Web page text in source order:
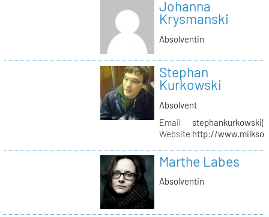
Johanna
Krysmanski
Absolventin
Stephan
Kurkowski
Absolvent
Email
Website http://
Marthe Labes
Absolventin